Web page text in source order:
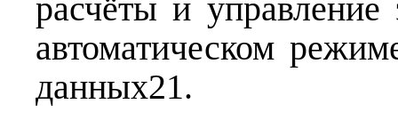
расчёты и
автоматическом
данных21.